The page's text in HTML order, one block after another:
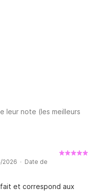
leur note (les meilleurs
2026 · Date de
et correspond aux